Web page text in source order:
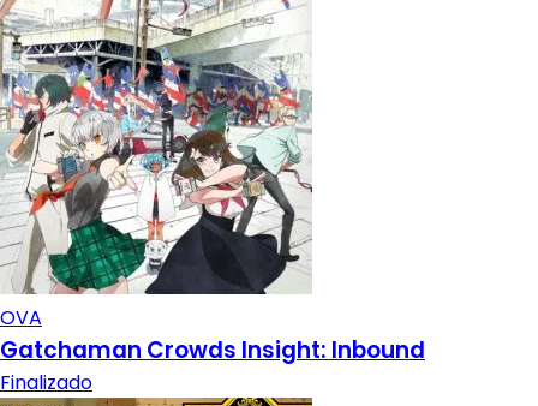
OVA
Gatchaman Crowds Insight: Inbound
Finalizado